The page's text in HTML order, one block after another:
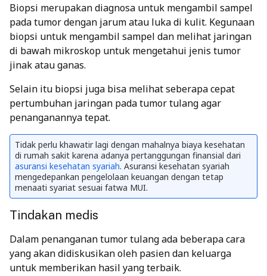
Biopsi merupakan diagnosa untuk mengambil sampel
pada tumor dengan jarum atau luka di kulit. Kegunaan
biopsi untuk mengambil sampel dan melihat jaringan
di bawah mikroskop untuk mengetahui jenis tumor
jinak atau ganas.
Selain itu biopsi juga bisa melihat seberapa cepat
pertumbuhan jaringan pada tumor tulang agar
penanganannya tepat.
Tidak perlu khawatir lagi dengan mahalnya biaya kesehatan
di rumah sakit karena adanya pertanggungan finansial dari
asuransi kesehatan syariah. Asuransi kesehatan syariah
mengedepankan pengelolaan keuangan dengan tetap
menaati syariat sesuai fatwa MUI.
Tindakan medis
Dalam penanganan tumor tulang ada beberapa cara
yang akan didiskusikan oleh pasien dan keluarga
untuk memberikan hasil yang terbaik.